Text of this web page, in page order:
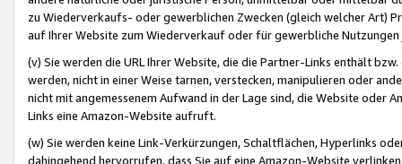
zu Wiederverkaufs- oder gewerblichen Zwecken (gleich welcher Art)
auf Ihrer Website zum Wiederverkauf oder für gewerbliche
(v) Sie werden die URL Ihrer Website, die die Partner-Links enthält
werden, nicht in einer Weise tarnen, verstecken, manipulieren oder
nicht mit angemessenem Aufwand in der Lage sind, die Website oder
Links eine Amazon-Website aufruft.
(w) Sie werden keine Link-Verkürzungen, Schaltflächen, Hyperlinks
dahingehend hervorrufen, dass Sie auf eine Amazon-Website